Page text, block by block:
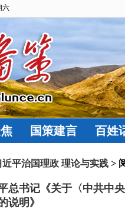
六
国策建言 百姓
近平治国理政 理论与实践 >
总书记《关于〈中共中
说明》